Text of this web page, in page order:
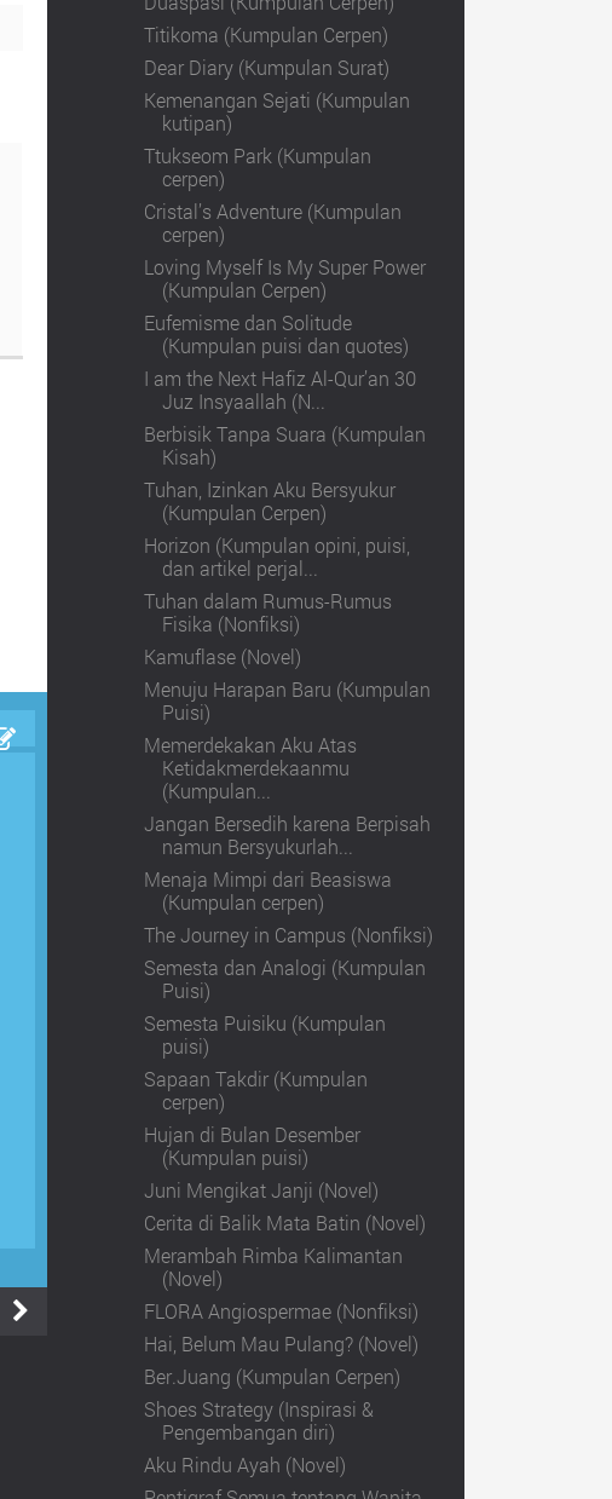
Titikoma (Kumpulan Cerpen)
Dear Diary (Kumpulan Surat)
Kemenangan Sejati (Kumpulan
kutipan)
Ttukseom Park (Kumpulan
cerpen)
Cristal’s Adventure (Kumpulan
cerpen)
Loving Myself Is My Super Power
(Kumpulan Cerpen)
Eufemisme dan Solitude
(Kumpulan puisi dan quotes)
I am the Next Hafiz Al-Qur’an 30
Juz Insyaallah (N...
Berbisik Tanpa Suara (Kumpulan
Kisah)
Tuhan, Izinkan Aku Bersyukur
(Kumpulan Cerpen)
Horizon (Kumpulan opini, puisi,
dan artikel perjal...
Tuhan dalam Rumus-Rumus
Fisika (Nonfiksi)
Kamuflase (Novel)
Menuju Harapan Baru (Kumpulan
Puisi)
Memerdekakan Aku Atas
Ketidakmerdekaanmu
(Kumpulan...
Jangan Bersedih karena Berpisah
namun Bersyukurlah...
Menaja Mimpi dari Beasiswa
(Kumpulan cerpen)
The Journey in Campus (Nonfiksi)
Semesta dan Analogi (Kumpulan
Puisi)
Semesta Puisiku (Kumpulan
puisi)
Sapaan Takdir (Kumpulan
cerpen)
Hujan di Bulan Desember
(Kumpulan puisi)
Juni Mengikat Janji (Novel)
Cerita di Balik Mata Batin (Novel)
Merambah Rimba Kalimantan
(Novel)
FLORA Angiospermae (Nonfiksi)
Hai, Belum Mau Pulang? (Novel)
Ber.Juang (Kumpulan Cerpen)
Shoes Strategy (Inspirasi &
Pengembangan diri)
Aku Rindu Ayah (Novel)